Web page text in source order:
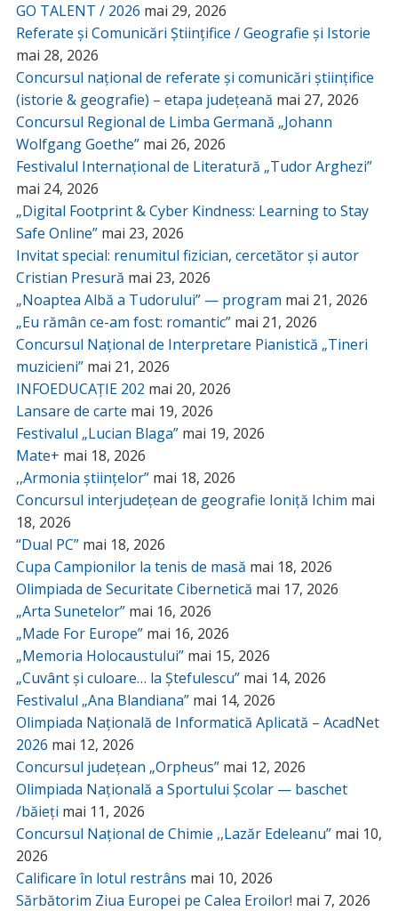
GO TALENT / 2026 mai 29, 2026
Referate și Comunicări Științifice / Geografie și Istorie
mai 28, 2026
Concursul național de referate și comunicări științifice
(istorie & geografie) – etapa județeană mai 27, 2026
Concursul Regional de Limba Germană „Johann
Wolfgang Goethe” mai 26, 2026
Festivalul Internațional de Literatură „Tudor Arghezi”
mai 24, 2026
„Digital Footprint & Cyber Kindness: Learning to Stay
Safe Online” mai 23, 2026
Invitat special: renumitul fizician, cercetător și autor
Cristian Presură mai 23, 2026
„Noaptea Albă a Tudorului” — program mai 21, 2026
„Eu rămân ce-am fost: romantic” mai 21, 2026
Concursul Național de Interpretare Pianistică „Tineri
muzicieni” mai 21, 2026
INFOEDUCAȚIE 202 mai 20, 2026
Lansare de carte mai 19, 2026
Festivalul „Lucian Blaga” mai 19, 2026
Mate+ mai 18, 2026
,,Armonia științelor” mai 18, 2026
Concursul interjudețean de geografie Ioniță Ichim mai
18, 2026
“Dual PC” mai 18, 2026
Cupa Campionilor la tenis de masă mai 18, 2026
Olimpiada de Securitate Cibernetică mai 17, 2026
„Arta Sunetelor” mai 16, 2026
„Made For Europe” mai 16, 2026
„Memoria Holocaustului” mai 15, 2026
„Cuvânt și culoare… la Ștefulescu” mai 14, 2026
Festivalul „Ana Blandiana” mai 14, 2026
Olimpiada Națională de Informatică Aplicată – AcadNet
2026 mai 12, 2026
Concursul județean „Orpheus” mai 12, 2026
Olimpiada Națională a Sportului Școlar — baschet
/băieți mai 11, 2026
Concursul Național de Chimie ,,Lazăr Edeleanu” mai 10,
2026
Calificare în lotul restrâns mai 10, 2026
Sărbătorim Ziua Europei pe Calea Eroilor! mai 7, 2026